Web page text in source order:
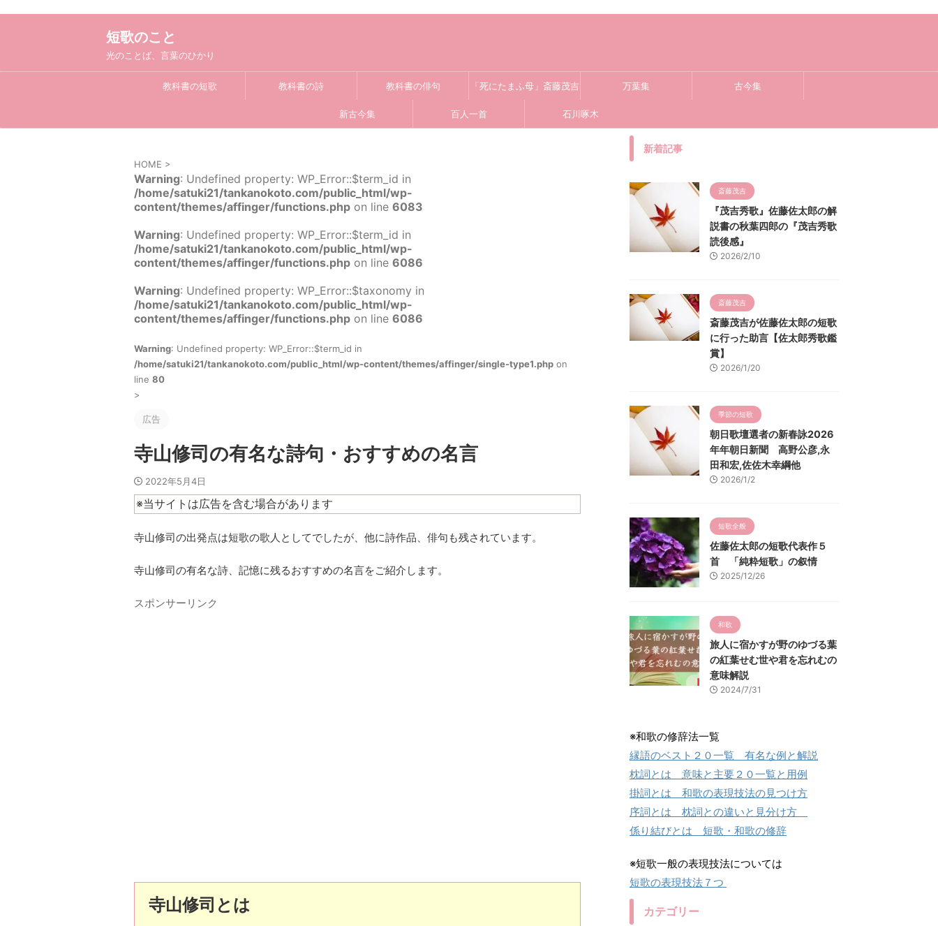
短歌のこと
光のことば、言葉のひかり
教科書の短歌 教科書の詩 教科書の俳句 「死にたまふ母」斎藤茂吉 万葉集 古今集
新古今集 百人一首 石川啄木
HOME >
Warning: Undefined property: WP_Error::$term_id in
/home/satuki21/tankanokoto.com/public_html/wp-
content/themes/affinger/functions.php on line 6083
Warning: Undefined property: WP_Error::$term_id in
/home/satuki21/tankanokoto.com/public_html/wp-
content/themes/affinger/functions.php on line 6086
Warning: Undefined property: WP_Error::$taxonomy in
/home/satuki21/tankanokoto.com/public_html/wp-
content/themes/affinger/functions.php on line 6086
Warning: Undefined property: WP_Error::$term_id in
/home/satuki21/tankanokoto.com/public_html/wp-content/themes/affinger/single-type1.php on
line 80
>
広告
寺山修司の有名な詩句・おすすめの名言
2022年5月4日
※当サイトは広告を含む場合があります
寺山修司の出発点は短歌の歌人としてでしたが、他に詩作品、俳句も残されています。
寺山修司の有名な詩、記憶に残るおすすめの名言をご紹介します。
スポンサーリンク
寺山修司とは
新着記事
斎藤茂吉
『茂吉秀歌』佐藤佐太郎の解
説書の秋葉四郎の『茂吉秀歌
読後感』
2026/2/10
斎藤茂吉
斎藤茂吉が佐藤佐太郎の短歌
に行った助言【佐太郎秀歌鑑
賞】
2026/1/20
季節の短歌
朝日歌壇選者の新春詠2026
年年朝日新聞 高野公彦,永
田和宏,佐佐木幸綱他
2026/1/2
短歌全般
佐藤佐太郎の短歌代表作５
首 「純粋短歌」の叙情
2025/12/26
和歌
旅人に宿かすが野のゆづる葉
の紅葉せむ世や君を忘れむの
意味解説
2024/7/31
※和歌の修辞法一覧
縁語のベスト２０一覧 有名な例と解説
枕詞とは 意味と主要２０一覧と用例
掛詞とは 和歌の表現技法の見つけ方
序詞とは 枕詞との違いと見分け方
係り結びとは 短歌・和歌の修辞
※短歌一般の表現技法については
短歌の表現技法７つ
カテゴリー